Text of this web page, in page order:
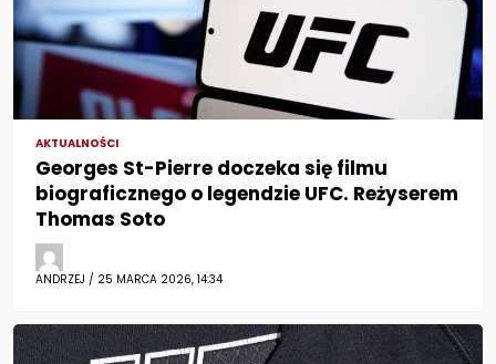
AKTUALNOŚCI
Georges St-Pierre doczeka się filmu
biograficznego o legendzie UFC. Reżyserem
Thomas Soto
ANDRZEJ / 25 MARCA 2026, 14:34